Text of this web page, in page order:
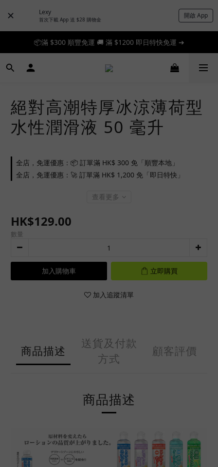
Lexy
首次下載 App 送 $28 購物金 開啟 App
📦滿 $300 順豐免運 🚚 滿 $1200 即日特快免運 ➔
📦滿 $300 順豐免運 🚚 滿 $1200 即日特快免運 ➔
🎉 新人首單享 88 折，快來領券加入！➔
絕對高潮特厚冰涼薄荷型
水性潤滑液 50 毫升
全店，免運優惠：📦 訂單滿 HK$ 300 免「順豐本地」
全店，免運優惠：🚀 訂單滿 HK$ 1,200 免「即日特快」
查看更多
HK$129.00
數量
加入購物車 立即購買
加入追蹤清單
商品描述
送貨及付款
方式
顧客評價
商品描述